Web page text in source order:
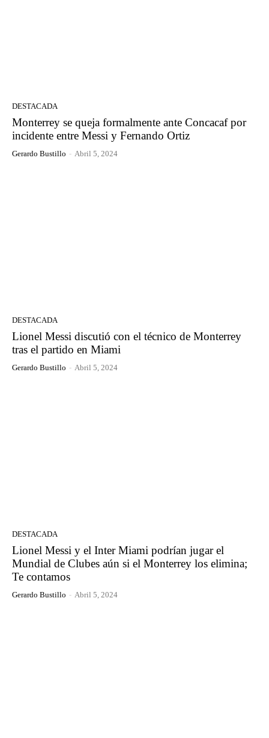
DESTACADA
Monterrey se queja formalmente ante Concacaf por
incidente entre Messi y Fernando Ortiz
Gerardo Bustillo - Abril 5, 2024
DESTACADA
Lionel Messi discutió con el técnico de Monterrey
tras el partido en Miami
Gerardo Bustillo - Abril 5, 2024
DESTACADA
Lionel Messi y el Inter Miami podrían jugar el
Mundial de Clubes aún si el Monterrey los elimina;
Te contamos
Gerardo Bustillo - Abril 5, 2024